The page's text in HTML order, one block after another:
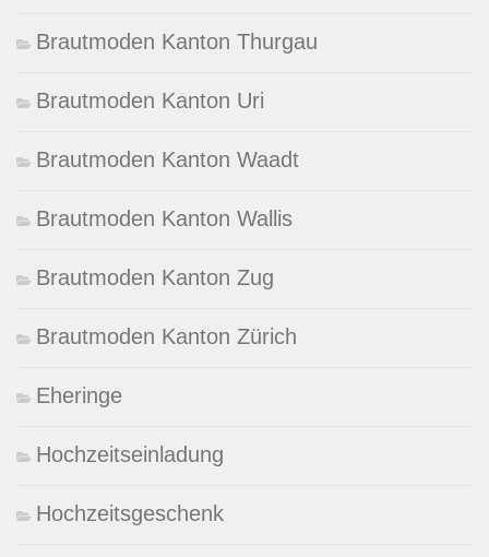
Brautmoden Kanton Thurgau
Brautmoden Kanton Uri
Brautmoden Kanton Waadt
Brautmoden Kanton Wallis
Brautmoden Kanton Zug
Brautmoden Kanton Zürich
Eheringe
Hochzeitseinladung
Hochzeitsgeschenk